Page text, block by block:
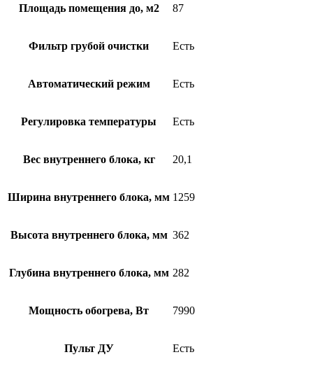
Площадь помещения до, м2 87
Фильтр грубой очистки Есть
Автоматический режим Есть
Регулировка температуры Есть
Вес внутреннего блока, кг 20,1
Ширина внутреннего блока, мм 1259
Высота внутреннего блока, мм 362
Глубина внутреннего блока, мм 282
Мощность обогрева, Вт 7990
Пульт ДУ Есть